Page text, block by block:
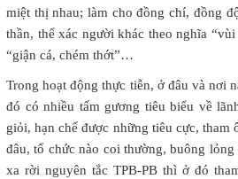
miệt thị nhau; làm cho đồng chí, đồng
thần, thể xác người khác theo nghĩa “vùi
“giận cá, chém thớt”…
Trong hoạt động thực tiễn, ở đâu và nơi
đó có nhiều tấm gương tiêu biểu về
giỏi, hạn chế được những tiêu cực, tham
đâu, tổ chức nào coi thường, buông
xa rời nguyên tắc TPB-PB thì ở đó